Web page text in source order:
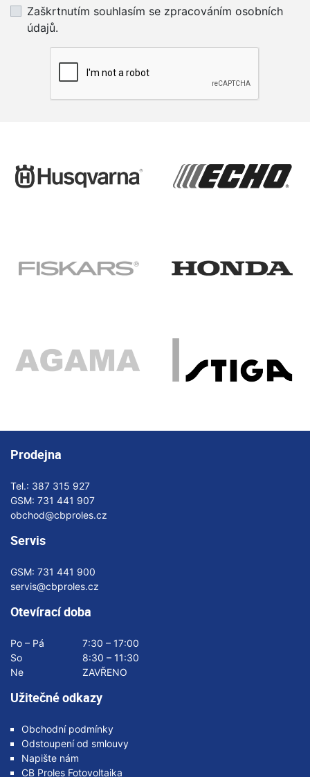
Zaškrtnutím souhlasím se zpracováním osobních
údajů.
Prodejna
Tel.: 387 315 927
GSM: 731 441 907
obchod@cbproles.cz
Servis
GSM: 731 441 900
servis@cbproles.cz
Otevírací doba
Po – Pá
7:30 – 17:00
So
8:30 – 11:30
Ne
ZAVŘENO
Užitečné odkazy
Obchodní podmínky
Odstoupení od smlouvy
Napište nám
CB Proles Fotovoltaika